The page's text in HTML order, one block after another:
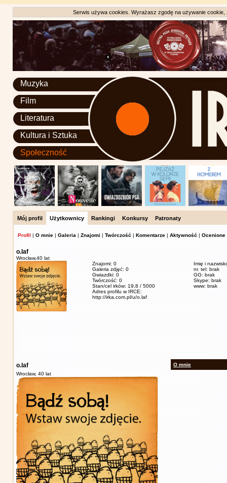
Serwis używa cookies. Wyrażasz zgodę na używanie
Muzyka
Film
Literatura
Kultura i Sztuka
Społeczność
Mój profil Użytkownicy Rankingi Konkursy Patronaty
Profil | O mnie | Galeria | Znajomi | Twórczość | Komentarze | Aktywność | Ocenione
o.laf
Wrocław,40 lat
Znajomi: 0
Galeria zdjęć: 0
Gwiazdki: 0
Twórczość: 0
Stan/cel irków: 19,8 / 5000
Adres profilu w IRCE:
http://irka.com.pl/u/o.laf
Imię i
nr. tel: brak
GG: brak
Skype: brak
www: brak
o.laf
Wrocław, 40 lat
O mnie